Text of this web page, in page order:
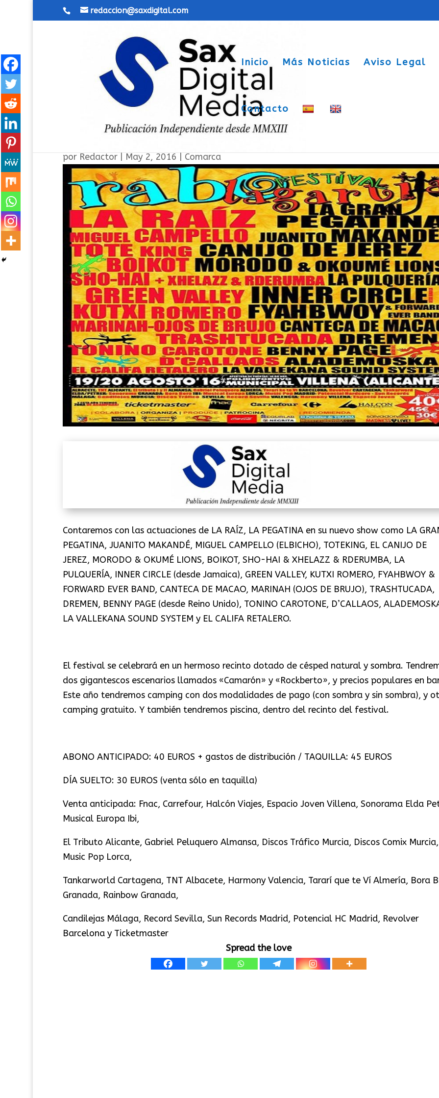
redaccion@saxdigital.com
Inicio Más Noticias Aviso Legal
Contacto
Rabolagartija Festival 2016
por Redactor| May 2, 2016 Comarca
Contaremos con las actuaciones de LA RAÍZ, LA PEGATINA en su nuevo show como LA
PEGATINA, JUANITO MAKANDÉ, MIGUEL CAMPELLO (ELBICHO), TOTEKING, EL CANIJO DE
JEREZ, MORODO & OKUMÉ LIONS, BOIKOT, SHO-HAI & XHELAZZ & RDERUMBA, LA
PULQUERÍA, INNER CIRCLE (desde Jamaica), GREEN VALLEY, KUTXI ROMERO, FYAHBWOY &
FORWARD EVER BAND, CANTECA DE MACAO, MARINAH (OJOS DE BRUJO), TRASHTUCADA,
DREMEN, BENNY PAGE (desde Reino Unido), TONINO CAROTONE, D’CALLAOS,
LA VALLEKANA SOUND SYSTEM y EL CALIFA RETALERO.
El festival se celebrará en un hermoso recinto dotado de césped natural y sombra.
dos gigantescos escenarios llamados «Camarón» y «Rockberto», y precios populares en
Este año tendremos camping con dos modalidades de pago (con sombra y sin sombra), y
camping gratuito. Y también tendremos piscina, dentro del recinto del festival.
ABONO ANTICIPADO: 40 EUROS + gastos de distribución / TAQUILLA: 45 EUROS
DÍA SUELTO: 30 EUROS (venta sólo en taquilla)
Venta anticipada: Fnac, Carrefour, Halcón Viajes, Espacio Joven Villena, Sonorama Elda
Musical Europa Ibi,
El Tributo Alicante, Gabriel Peluquero Almansa, Discos Tráfico Murcia, Discos Comix Murcia,
Music Pop Lorca,
Tankarworld Cartagena, TNT Albacete, Harmony Valencia, Tararí que te Ví Almería, Bora
Granada, Rainbow Granada,
Candilejas Málaga, Record Sevilla, Sun Records Madrid, Potencial HC Madrid, Revolver
Barcelona y Ticketmaster
Spread the love